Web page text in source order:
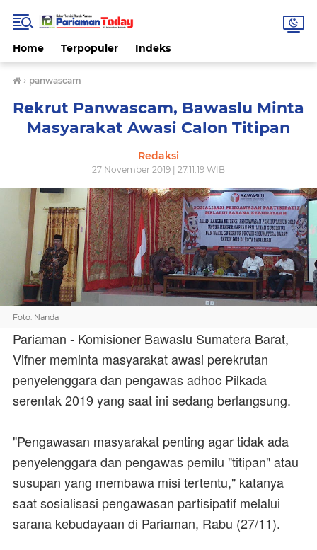
Home Terpopuler Indeks
› panwascam
Rekrut Panwascam, Bawaslu Minta
Masyarakat Awasi Calon Titipan
Redaksi
27 November 2019 | 27.11.19 WIB
Foto: Nanda
Pariaman - Komisioner Bawaslu Sumatera Barat,
Vifner meminta masyarakat awasi perekrutan
penyelenggara dan pengawas adhoc Pilkada
serentak 2019 yang saat ini sedang berlangsung.
"Pengawasan masyarakat penting agar tidak ada
penyelenggara dan pengawas pemilu "titipan" atau
susupan yang membawa misi tertentu," katanya
saat sosialisasi pengawasan partisipatif melalui
sarana kebudayaan di Pariaman, Rabu (27/11).